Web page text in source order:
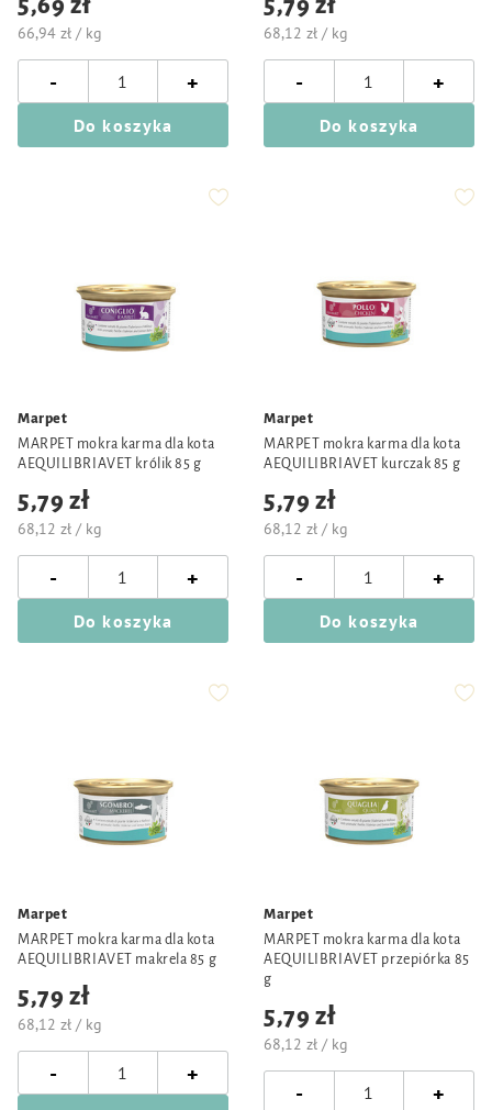
5,69 zł
66,94 zł / kg
- +
Do koszyka
5,79 zł
68,12 zł / kg
- +
Do koszyka
Marpet
MARPET mokra karma dla kota
AEQUILIBRIAVET królik 85 g
5,79 zł
68,12 zł / kg
- +
Do koszyka
Marpet
MARPET mokra karma dla kota
AEQUILIBRIAVET kurczak 85 g
5,79 zł
68,12 zł / kg
- +
Do koszyka
Marpet
MARPET mokra karma dla kota
AEQUILIBRIAVET makrela 85 g
5,79 zł
68,12 zł / kg
- +
Marpet
MARPET mokra karma dla kota
AEQUILIBRIAVET przepiórka 85
g
5,79 zł
68,12 zł / kg
- +